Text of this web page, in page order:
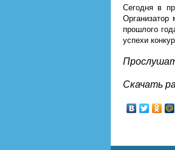
Сегодня в
Организатор
прошлого
успехи
Скачать